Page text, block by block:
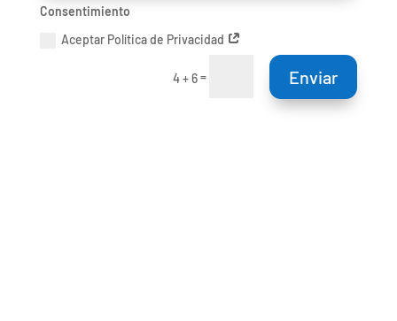
Consentimiento
Aceptar Política de Privacidad
4 + 6= Enviar